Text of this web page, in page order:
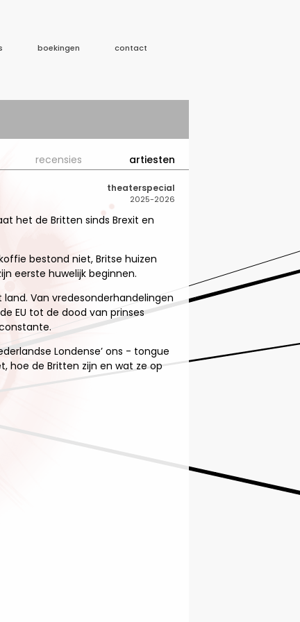
boekingen contact
recensies artiesten
theaterspecial
2025-2026
het de Britten sinds Brexit en
bestond niet, Britse huizen
eerste huwelijk beginnen.
Van vredesonderhandelingen
EU tot de dood van prinses
Londense’ ons - tongue
hoe de Britten zijn en wat ze op